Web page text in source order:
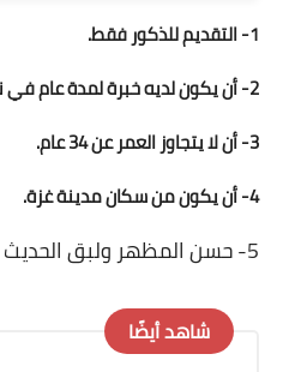
1- التقديم للذكور فقط.
2- أن يكون لديه خبرة لمدة عام في نفس مجال العمل.
3- أن لا يتجاوز العمر عن 34 عام.
4- أن يكون من سكان مدينة غزة.
5- حسن المظهر ولبق الحديث والتعامل مع الزبائن.
شاهد أيضًا